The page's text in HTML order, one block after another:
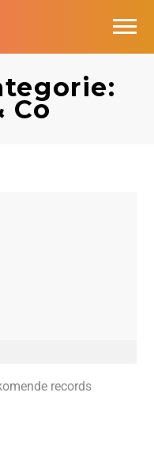
Co
records